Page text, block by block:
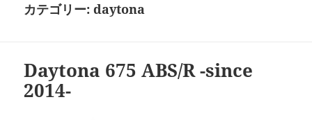
カテゴリー:daytona
Daytona 675 ABS/R -since
2014-